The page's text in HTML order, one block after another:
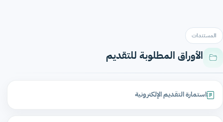
المستندات
الأوراق المطلوبة للتقديم
استمارة التقديم الإلكترونية